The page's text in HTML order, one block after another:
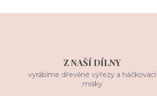
Z NAŠÍ DÍLNY
vyrábíme dřevěné výřezy a háčkovací
misky